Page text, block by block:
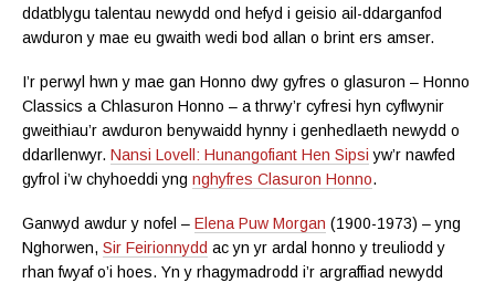
ddatblygu talentau newydd ond hefyd i geisio ail-ddarganfod
awduron y mae eu gwaith wedi bod allan o brint ers amser.
I’r perwyl hwn y mae gan Honno dwy gyfres o glasuron – Honno
Classics a Chlasuron Honno – a thrwy’r cyfresi hyn cyflwynir
gweithiau’r awduron benywaidd hynny i genhedlaeth newydd o
ddarllenwyr. Nansi Lovell: Hunangofiant Hen Sipsi yw’r nawfed
gyfrol i’w chyhoeddi yng nghyfres Clasuron Honno.
Ganwyd awdur y nofel – Elena Puw Morgan (1900-1973) – yng
Nghorwen, Sir Feirionnydd ac yn yr ardal honno y treuliodd y
rhan fwyaf o’i hoes. Yn y rhagymadrodd i’r argraffiad newydd